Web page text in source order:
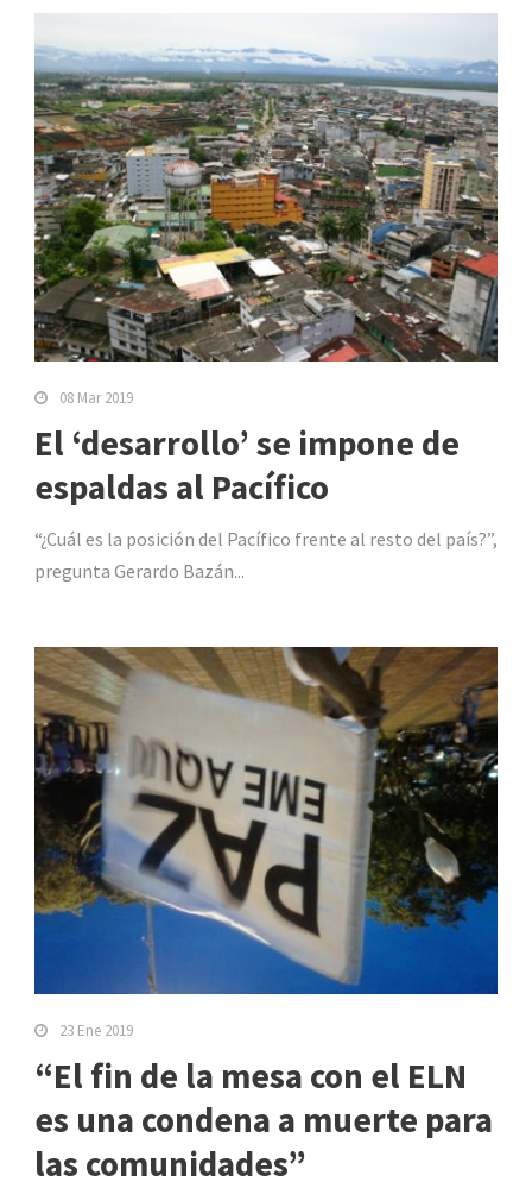
08 Mar 2019
El ‘desarrollo’ se impone de
espaldas al Pacífico
“¿Cuál es la posición del Pacífico frente al resto del país?”,
pregunta Gerardo Bazán...
23 Ene 2019
“El fin de la mesa con el ELN
es una condena a muerte para
las comunidades”